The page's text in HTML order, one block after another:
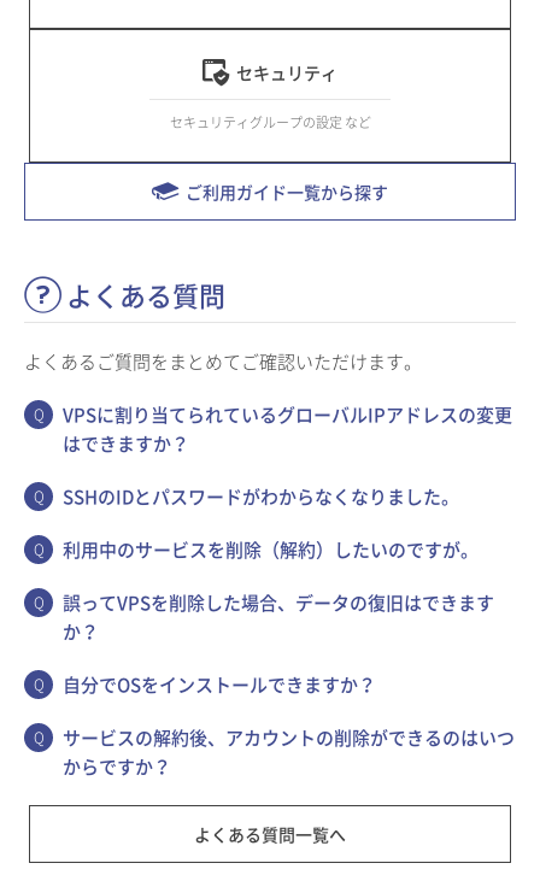
セキュリティ
セキュリティグループの設定 など
ご利用ガイド一覧から探す
よくある質問
よくあるご質問をまとめてご確認いただけます。
VPSに割り当てられているグローバルIPアドレスの変更
はできますか？
SSHのIDとパスワードがわからなくなりました。
利用中のサービスを削除（解約）したいのですが。
誤ってVPSを削除した場合、データの復旧はできます
か？
自分でOSをインストールできますか？
サービスの解約後、アカウントの削除ができるのはいつ
からですか？
よくある質問一覧へ